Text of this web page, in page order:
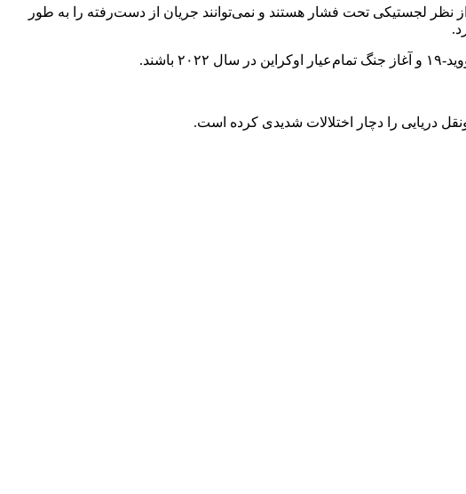
نظر لجستیکی تحت فشار هستند و نمی‌توانند جریان از دست‌رفته را به طور
دریایی را دچار اختلالات شدیدی کرده است.